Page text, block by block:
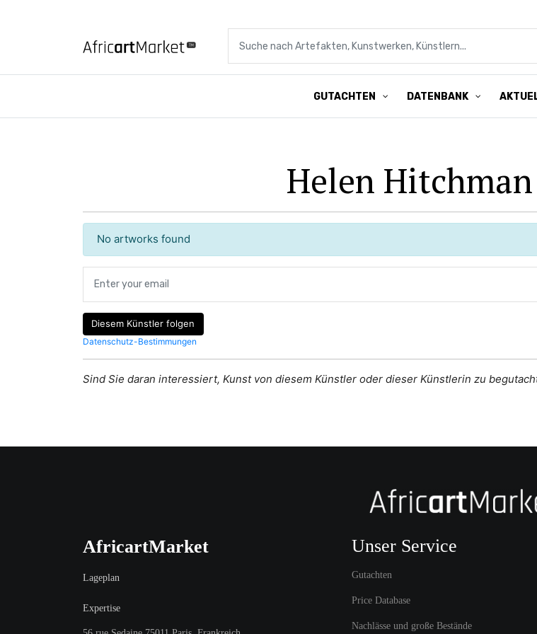
GUTACHTEN DATENBANK
Helen
No artworks found
Diesem Künstler folgen
Datenschutz-Bestimmungen
Sind Sie daran interessiert, Kunst von diesem Künstler oder dieser Künstlerin zu
AfricartMarket
Lageplan
Expertise
Unser Service
Gutachten
Price Database
Nachlässe und große Bestände